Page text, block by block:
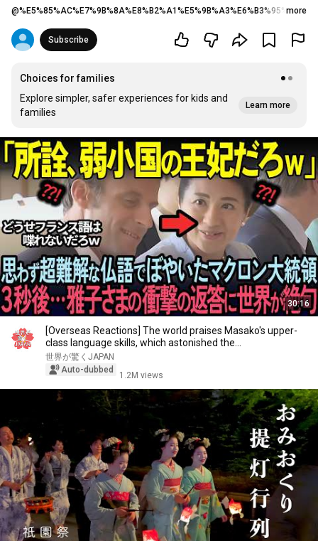
@ more
Subscribe
Choices for families
Explore simpler, safer experiences for kids and
families
Learn more
30:16
[Overseas Reactions] The world praises Masako's upper-
class language skills, which astonished the...
世界が驚くJAPAN
Auto-dubbed
1.2M views